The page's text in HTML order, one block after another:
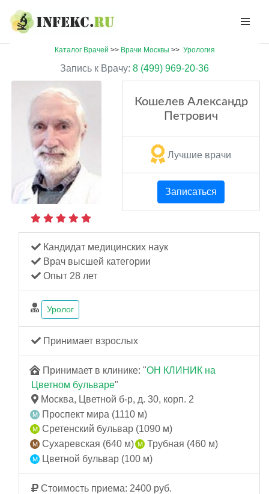
Каталог Врачей >> Врачи Москвы >> Урология
Запись к Врачу: 8 (499) 969-20-36
Кошелев Александр
Петрович
Лучшие врачи
Записаться
Кандидат медицинских наук
Врач высшей категории
Опыт 28 лет
Уролог
Принимает взрослых
Принимает в клинике: "ОН КЛИНИК на
Цветном бульваре"
Москва, Цветной б-р, д. 30, корп. 2
Проспект мира (1110 м)
Сретенский бульвар (1090 м)
Сухаревская (640 м)
Трубная (460 м)
Цветной бульвар (100 м)
Стоимость приема: 2400 руб.